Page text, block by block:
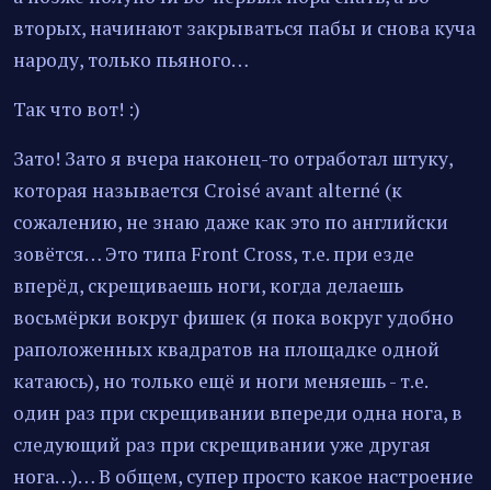
вторых, начинают закрываться пабы и снова куча
народу, только пьяного…
Так что вот! :)
Зато! Зато я вчера наконец-то отработал штуку,
которая называется Croisé avant alterné (к
сожалению, не знаю даже как это по английски
зовётся… Это типа Front Cross, т.е. при езде
вперёд, скрещиваешь ноги, когда делаешь
восьмёрки вокруг фишек (я пока вокруг удобно
раположенных квадратов на площадке одной
катаюсь), но только ещё и ноги меняешь - т.е.
один раз при скрещивании впереди одна нога, в
следующий раз при скрещивании уже другая
нога…)… В общем, супер просто какое настроение